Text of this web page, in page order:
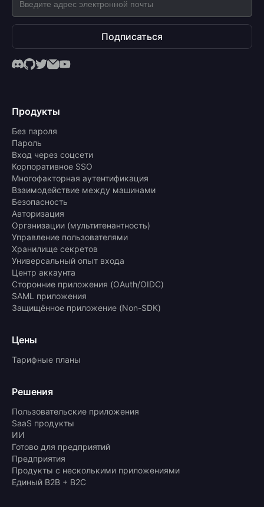
Подписаться
Продукты
Без пароля
Пароль
Вход через соцсети
Корпоративное SSO
Многофакторная аутентификация
Взаимодействие между машинами
Безопасность
Авторизация
Организации (мультитенантность)
Управление пользователями
Хранилище секретов
Универсальный опыт входа
Центр аккаунта
Сторонние приложения (OAuth/OIDC)
SAML приложения
Защищённое приложение (Non-SDK)
Цены
Тарифные планы
Решения
Пользовательские приложения
SaaS продукты
ИИ
Готово для предприятий
Предприятия
Продукты с несколькими приложениями
Единый B2B + B2C